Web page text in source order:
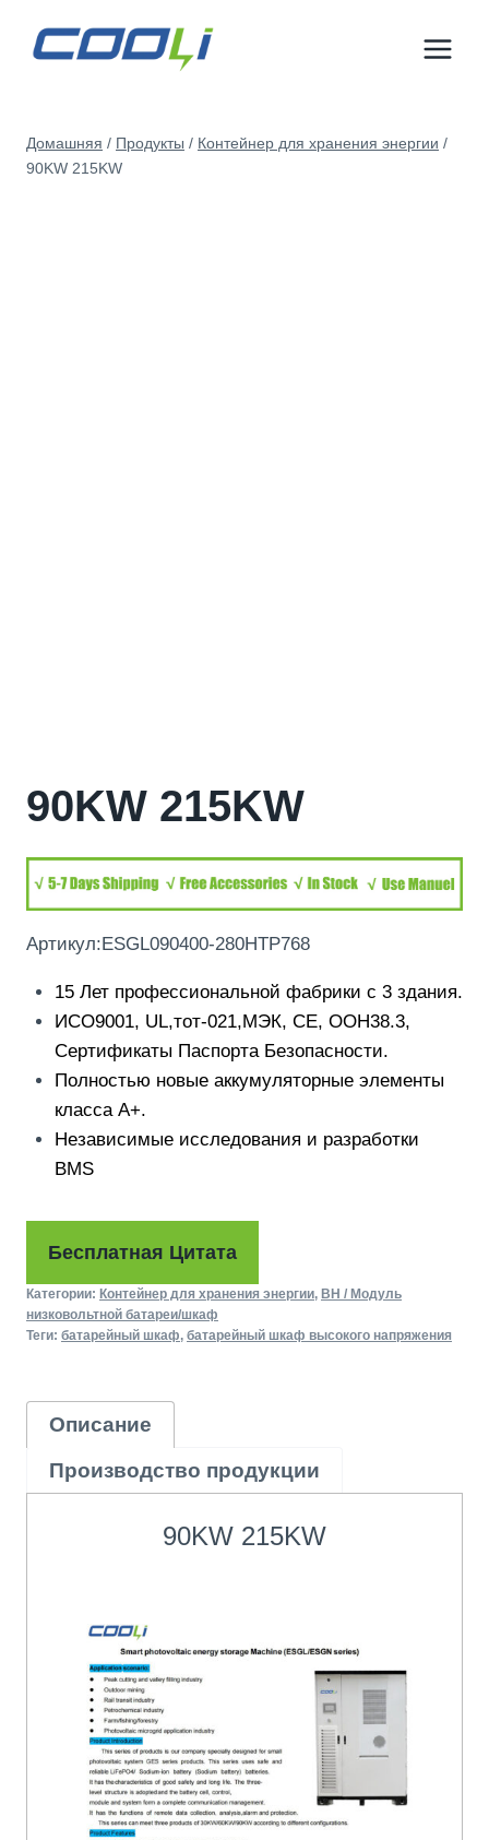
Домашняя / Продукты / Контейнер для хранения энергии /
90KW 215KW
90KW 215KW
Артикул:ESGL090400-280HTP768
15 Лет профессиональной фабрики с 3 здания.
ИСО9001, UL,тот-021,МЭК, CE, ООН38.3,
Сертификаты Паспорта Безопасности.
Полностью новые аккумуляторные элементы
класса А+.
Независимые исследования и разработки
BMS
Бесплатная Цитата
Категории: Контейнер для хранения энергии, ВН / Модуль
низковольтной батареи/шкаф
Теги: батарейный шкаф, батарейный шкаф высокого напряжения
Описание
Производство продукции
90KW 215KW